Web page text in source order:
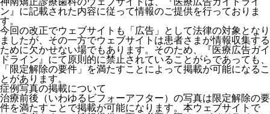
ン』に記載された内容に従って情報のご提供を行っておりま
す。
今回の改正でウェブサイトも「広告」として法律の対象となり
ましたが、その一方でウェブサイトは患者さまが情報収集する
ために欠かせない場でもあります。そのため、『医療広告ガイ
ドライン』にて原則的に禁止されていることがらであっても、
「限定解除の要件」を満たすことによって掲載が可能になるこ
とがあります。
症例写真の掲載について
治療前後（いわゆるビフォーアフター）の写真は限定解除の要
件を満たすことで掲載が可能になります。本ウェブサイトで